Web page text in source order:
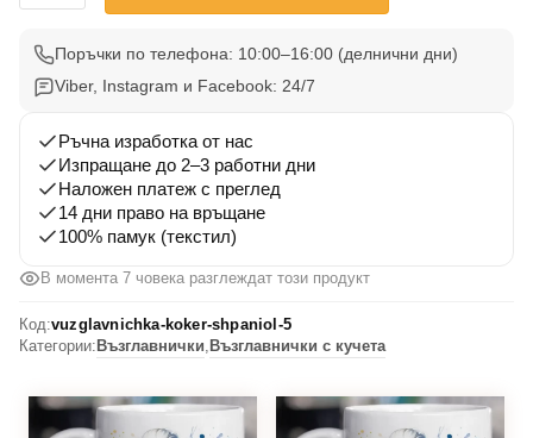
Възглавничка
Кокер
Шпаньол
Поръчки по телефона: 10:00–16:00 (делнични дни)
Viber, Instagram и Facebook: 24/7
Ръчна изработка от нас
Изпращане до 2–3 работни дни
Наложен платеж с преглед
14 дни право на връщане
100% памук (текстил)
В момента 7 човека разглеждат този продукт
Код:vuzglavnichka-koker-shpaniol-5
Категории: Възглавнички, Възглавнички с кучета